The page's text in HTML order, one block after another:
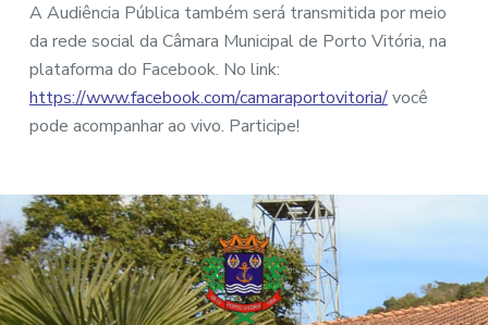
A Audiência Pública também será transmitida por meio
da rede social da Câmara Municipal de Porto Vitória, na
plataforma do Facebook. No link:
https://www.facebook.com/camaraportovitoria/você
pode acompanhar ao vivo. Participe!